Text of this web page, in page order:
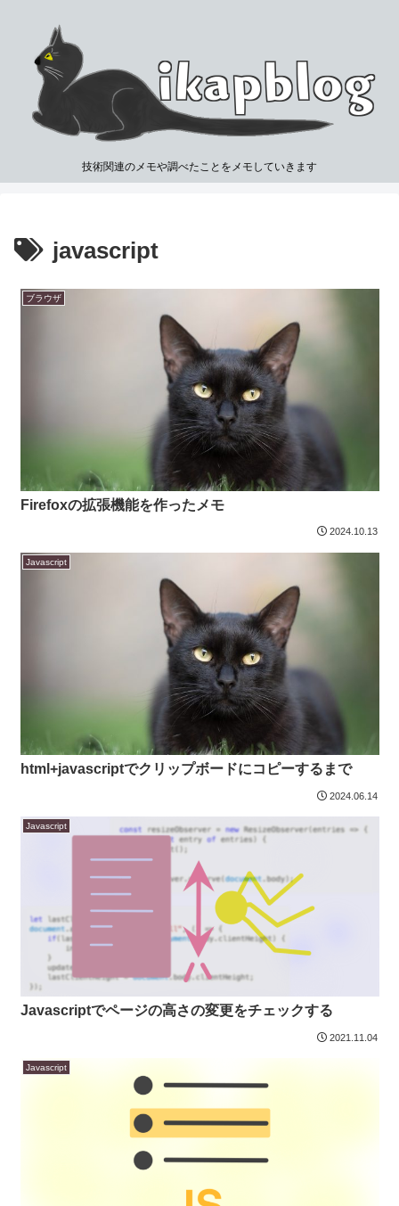
技術関連のメモや調べたことをメモしていきます
javascript
ブラウザ
Firefoxの拡張機能を作ったメモ
2024.10.13
Javascript
html+javascriptでクリップボードにコピーするまで
2024.06.14
Javascript
Javascriptでページの高さの変更をチェックする
2021.11.04
Javascript